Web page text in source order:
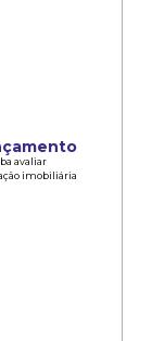
avaliar
imobiliária